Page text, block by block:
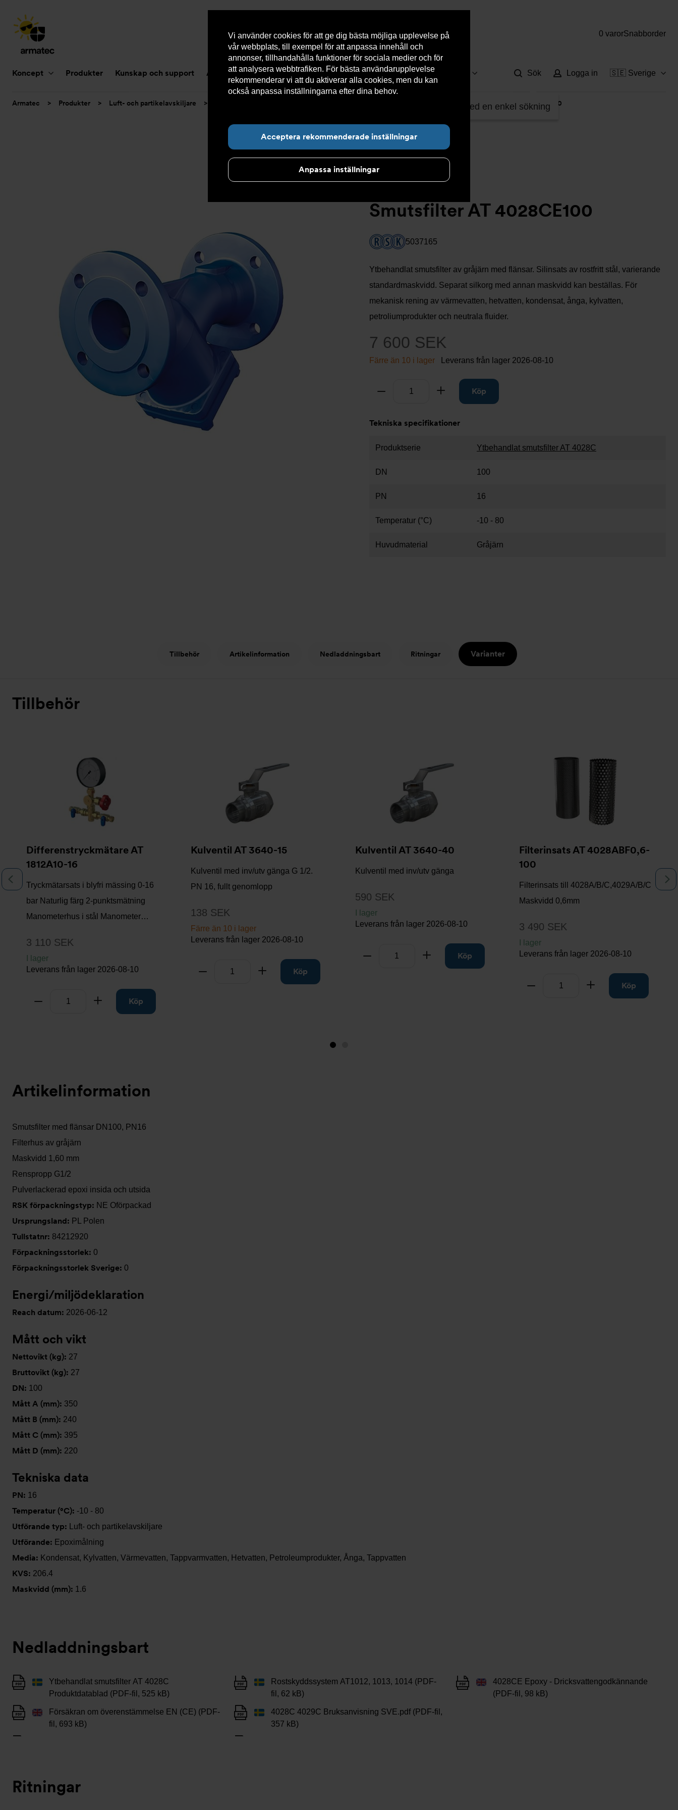
Vi använder cookies för att ge dig bästa möjliga upplevelse på
vår webbplats, till exempel för att anpassa innehåll och
annonser, tillhandahålla funktioner för sociala medier och för
att analysera webbtrafiken. För bästa användarupplevelse
rekommenderar vi att du aktiverar alla cookies, men du kan
också anpassa inställningarna efter dina behov.
Acceptera rekommenderade inställningar
Anpassa inställningar
0 varorSnabborder
Koncept Produkter Kunskap och support Aktuellt Om Armatec Hållbarhet Kontakta oss Kundservice
Hitta det du letar efter med en enkel sökning
Sök Logga in 🇸🇪 Sverige
Du
Armatec > Produkter > Luft- och partikelavskiljare > Smutsfilter AT 4028CE100
Smutsfilter AT 4028CE100
5037165
Ytbehandlat smutsfilter av gråjärn med flänsar. Silinsats av rostfritt stål, varierande
standardmaskvidd. Separat silkorg med annan maskvidd kan beställas. För
mekanisk rening av värmevatten, hetvatten, kondensat, ånga, kylvatten,
petroliumprodukter och neutrala fluider.
7 600 SEK
Färre än 10 i lager Leverans från lager 2026-08-10
Ta bort Lägg tillKöp
Tekniska specifikationer
Produktserie Ytbehandlat smutsfilter AT 4028C
DN 100
PN 16
Temperatur (°C) -10 - 80
Huvudmaterial Gråjärn
Tillbehör Artikelinformation Nedladdningsbart Ritningar Varianter
Tillbehör
Differenstryckmätare AT
1812A10-16
Tryckmätarsats i blyfri mässing 0-16
bar Naturlig färg 2-punktsmätning
Manometerhus i stål Manometer…
3 110 SEK
I lager
Leverans från lager 2026-08-10
Ta bort Lägg tillKöp
Kulventil AT 3640-15
Kulventil med inv/utv gänga G 1/2.
PN 16, fullt genomlopp
138 SEK
Färre än 10 i lager
Leverans från lager 2026-08-10
Ta bort Lägg tillKöp
Kulventil AT 3640-40
Kulventil med inv/utv gänga
590 SEK
I lager
Leverans från lager 2026-08-10
Ta bort Lägg tillKöp
Filterinsats AT 4028ABF0,6-
100
Filterinsats till 4028A/B/C,4029A/B/C
Maskvidd 0,6mm
3 490 SEK
I lager
Leverans från lager 2026-08-10
Ta bort Lägg tillKöp
Bild
Artikelinformation
Smutsfilter med flänsar DN100, PN16
Filterhus av gråjärn
Maskvidd 1,60 mm
Renspropp G1/2
Pulverlackerad epoxi insida och utsida
RSK förpackningstyp: NE Oförpackad
Ursprungsland: PL Polen
Tullstatnr: 84212920
Förpackningsstorlek: 0
Förpackningsstorlek Sverige: 0
Energi/miljödeklaration
Reach datum: 2026-06-12
Mått och vikt
Nettovikt (kg): 27
Bruttovikt (kg): 27
DN: 100
Mått A (mm): 350
Mått B (mm): 240
Mått C (mm): 395
Mått D (mm): 220
Tekniska data
PN: 16
Temperatur (°C): -10 - 80
Utförande typ: Luft- och partikelavskiljare
Utförande: Epoximålning
Media: Kondensat, Kylvatten, Värmevatten, Tappvarmvatten, Hetvatten, Petroleumprodukter, Ånga, Tappvatten
KVS: 206.4
Maskvidd (mm): 1.6
Nedladdningsbart
Ytbehandlat smutsfilter AT 4028C
Produktdatablad (PDF-fil, 525 kB)
Försäkran om överenstämmelse EN (CE) (PDF-
fil, 693 kB)
Rostskyddssystem AT1012, 1013, 1014 (PDF-
fil, 62 kB)
4028C 4029C Bruksanvisning SVE.pdf (PDF-fil,
357 kB)
4028CE Epoxy - Dricksvattengodkännande
(PDF-fil, 98 kB)
Ritningar